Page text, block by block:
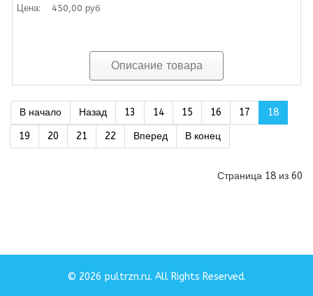
Цена: 450,00 руб
Описание товара
В начало Назад 13 14 15 16 17
18
19
20 21 22 Вперед В конец
Страница 18 из 60
© 2026 pultrzn.ru. All Rights Reserved.